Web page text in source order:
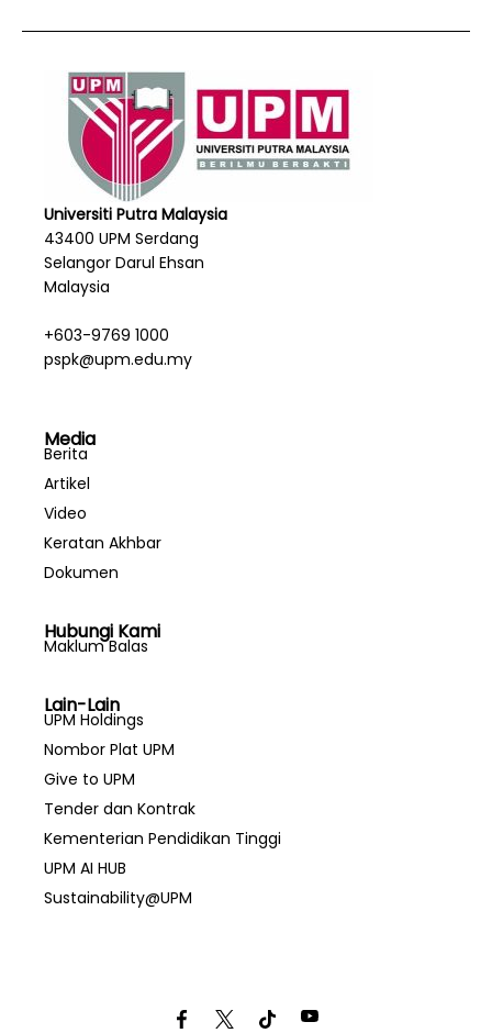
Universiti Putra Malaysia
43400 UPM Serdang
Selangor Darul Ehsan
Malaysia
+603-9769 1000
pspk@upm.edu.my
Media
Berita
Artikel
Video
Keratan Akhbar
Dokumen
Hubungi Kami
Maklum Balas
Lain-Lain
UPM Holdings
Nombor Plat UPM
Give to UPM
Tender dan Kontrak
Kementerian Pendidikan Tinggi
UPM AI HUB
Sustainability@UPM